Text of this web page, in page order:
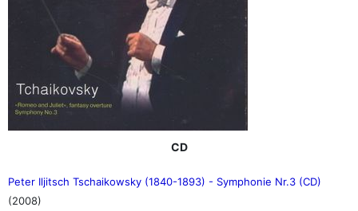
CD
Peter Iljitsch Tschaikowsky (1840-1893) - Symphonie Nr.3 (CD)
(2008)